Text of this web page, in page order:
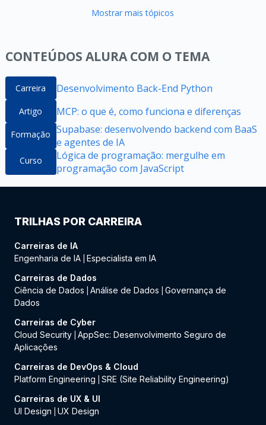
Mostrar mais tópicos
CONTEÚDOS ALURA COM O TEMA
Carreira Desenvolvimento Back-End Python
Artigo MCP: o que é, como funciona e diferenças
Formação Supabase: desenvolvendo backend com BaaS
e agentes de IA
Curso
Lógica de programação: mergulhe em
programação com JavaScript
TRILHAS POR CARREIRA
Carreiras de IA
Engenharia de IA Especialista em IA
Carreiras de Dados
Ciência de Dados
Análise de Dados
Governança de
Dados
Carreiras de Cyber
Cloud Security AppSec: Desenvolvimento Seguro de
Aplicações
Carreiras de DevOps & Cloud
Platform Engineering
SRE (Site Reliability Engineering)
Carreiras de UX & UI
UI Design
UX Design